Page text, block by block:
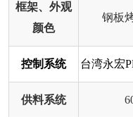
框架、外观
颜色
钢板
控制系统 台湾永宏
供料系统